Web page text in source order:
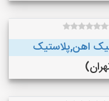
اهن,پلاستیک